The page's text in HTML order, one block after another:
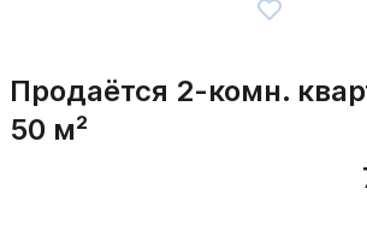
Продаётся 2-комн.
50 м²